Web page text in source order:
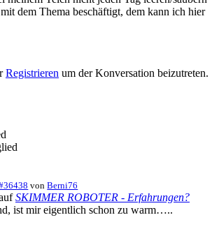
dem Thema beschäftigt, dem kann ich hier
Registrieren um der Konversation beizutreten.
vonBerni76
SKIMMER ROBOTER - Erfahrungen?
ist mir eigentlich schon zu warm…..